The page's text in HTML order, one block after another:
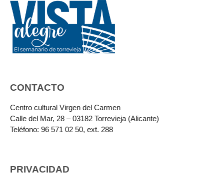
CONTACTO
Centro cultural Virgen del Carmen
Calle del Mar, 28 – 03182 Torrevieja (Alicante)
Teléfono: 96 571 02 50, ext. 288
PRIVACIDAD